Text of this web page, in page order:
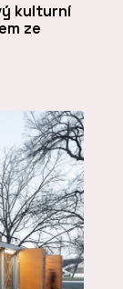
kulturní
ze